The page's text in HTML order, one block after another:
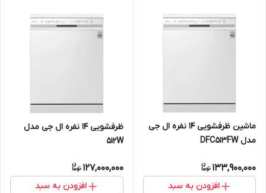
ماشین ظرفشویی 14 نفره ال جی
مدل DFC513FW
133,900,000
افزودن به سبد
ظرفشویی 14 نفره ال جی مدل
512W
127,000,000
افزودن به سبد